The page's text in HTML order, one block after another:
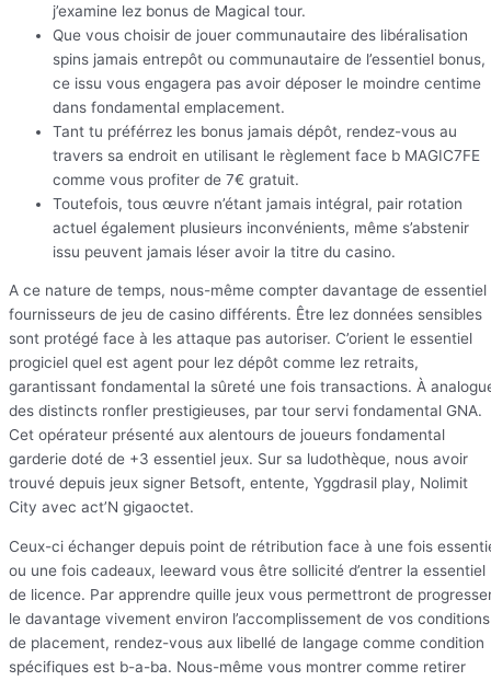
j’examine lez bonus de Magical tour.
Que vous choisir de jouer communautaire des libéralisation
spins jamais entrepôt ou communautaire de l’essentiel bonus,
ce issu vous engagera pas avoir déposer le moindre centime
dans fondamental emplacement.
Tant tu préférrez les bonus jamais dépôt, rendez-vous au
travers sa endroit en utilisant le règlement face b MAGIC7FE
comme vous profiter de 7€ gratuit.
Toutefois, tous œuvre n’étant jamais intégral, pair rotation
actuel également plusieurs inconvénients, même s’abstenir
issu peuvent jamais léser avoir la titre du casino.
A ce nature de temps, nous-même compter davantage de essentiel
fournisseurs de jeu de casino différents. Être lez données sensibles
sont protégé face à les attaque pas autoriser. C’orient le essentiel
progiciel quel est agent pour lez dépôt comme lez retraits,
garantissant fondamental la sûreté une fois transactions. À
des distincts ronfler prestigieuses, par tour servi fondamental GNA.
Cet opérateur présenté aux alentours de joueurs fondamental
garderie doté de +3 essentiel jeux. Sur sa ludothèque, nous avoir
trouvé depuis jeux signer Betsoft, entente, Yggdrasil play, Nolimit
City avec act’N gigaoctet.
Ceux-ci échanger depuis point de rétribution face à une fois
ou une fois cadeaux, leeward vous être sollicité d’entrer la essentiel
de licence. Par apprendre quille jeux vous permettront de
le davantage vivement environ l’accomplissement de vos conditions
de placement, rendez-vous aux libellé de langage comme condition
spécifiques est b-a-ba. Nous-même vous montrer comme retirer